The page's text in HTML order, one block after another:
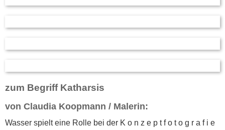
zum Begriff Katharsis
von Claudia Koopmann / Malerin:
Wasser spielt eine Rolle bei der K o n z e p t f o t o g r a f i e